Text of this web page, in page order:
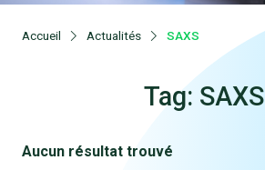
Accueil Actualités SAXS
Tag: SAXS
Aucun résultat trouvé